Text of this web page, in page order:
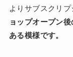
よりサブスクリ
ョップオープン
ある模様です。